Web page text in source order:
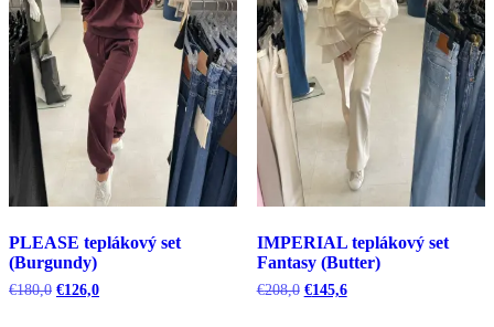
PLEASE teplákový set
(Burgundy)
€180,0 Pôvodná
€126,0Aktuálna
IMPERIAL teplákový set
Fantasy (Butter)
€208,0 Pôvodná
€145,6Aktuálna